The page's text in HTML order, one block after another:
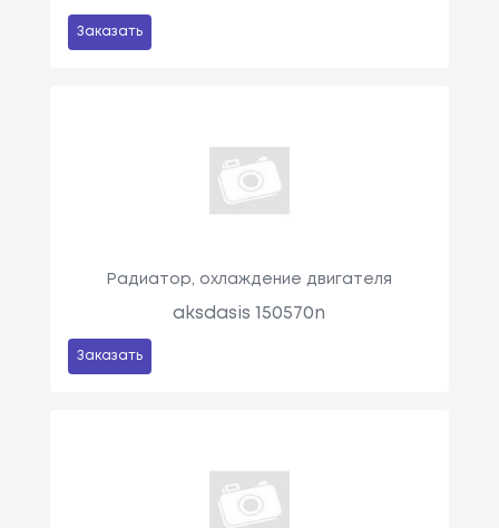
Заказать
Радиатор, охлаждение двигателя
aksdasis 150570n
Заказать